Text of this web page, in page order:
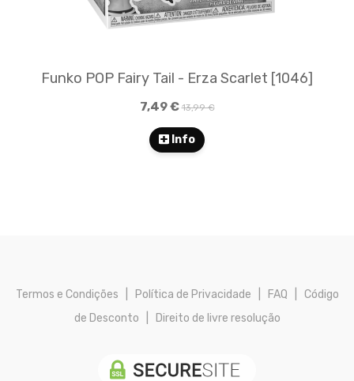
Funko POP Fairy Tail - Erza Scarlet [1046]
7,49 €13,99 €
Info
Termos e Condições Política de Privacidade FAQ
Código
de Desconto
Direito de livre resolução